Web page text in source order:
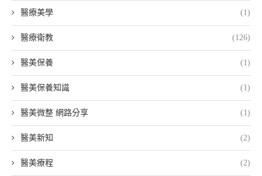
醫療美學 (1)
醫療衛教 (126)
醫美保養 (1)
醫美保養知識 (1)
醫美微整 網路分享 (1)
醫美新知 (2)
醫美療程 (2)